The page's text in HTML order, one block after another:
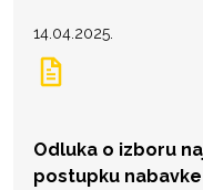
14.04.2025.
Odluka o izboru
postupku